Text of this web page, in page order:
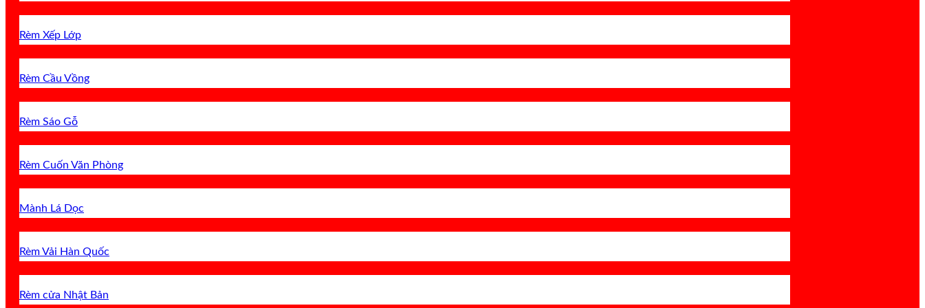
Rèm Xếp Lớp
Rèm Cầu Vồng
Rèm Sáo Gỗ
Rèm Cuốn Văn Phòng
Mành Lá Dọc
Rèm Vải Hàn Quốc
Rèm cửa Nhật Bản